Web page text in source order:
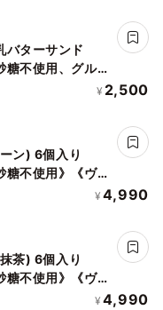
バターサンド
糖不使用、グルテ
タニカルサンド¥ 2,500
ン) 6個入り
糖不使用》《ヴィ
ルテンフリー》¥ 4,990
茶) 6個入り
糖不使用》《ヴィ
ルテンフリー》¥ 4,990